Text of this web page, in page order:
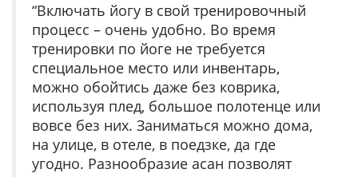
“Включать йогу в свой тренировочный
процесс – очень удобно. Во время
тренировки по йоге не требуется
специальное место или инвентарь,
можно обойтись даже без коврика,
используя плед, большое полотенце или
вовсе без них. Заниматься можно дома,
на улице, в отеле, в поедзке, да где
угодно. Разнообразие асан позволят